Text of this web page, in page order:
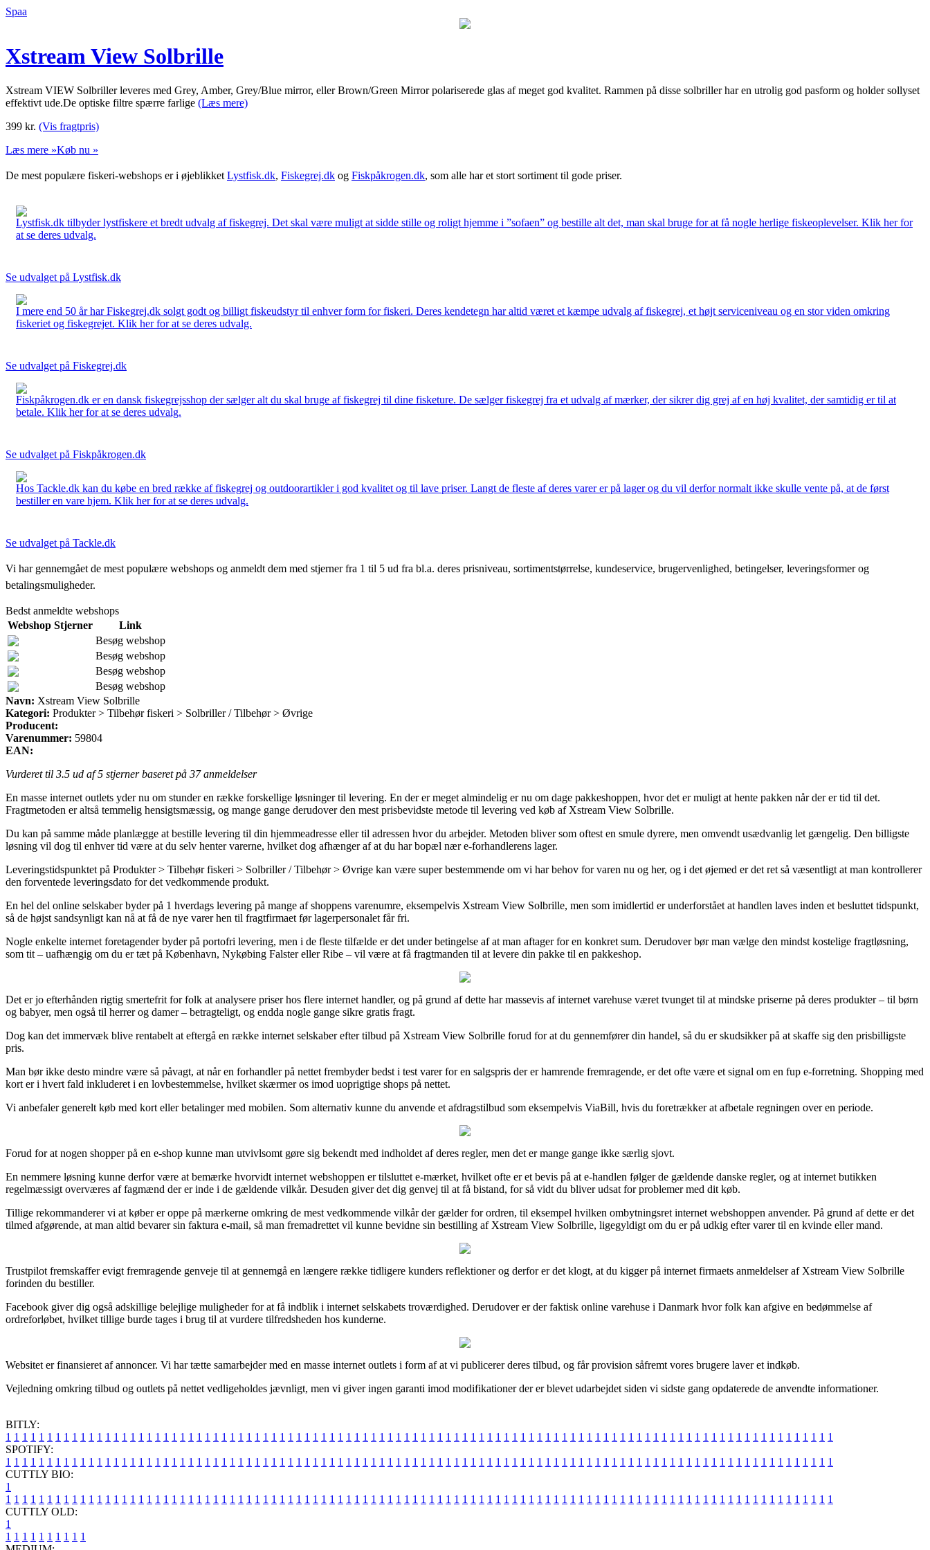
Spaa
Xstream View Solbrille
Xstream VIEW Solbriller leveres med Grey, Amber, Grey/Blue mirror, eller Brown/Green Mirror polariserede glas af meget god kvalitet. Rammen på disse solbriller har en utrolig god pasform og holder sollyset
effektivt ude.De optiske filtre spærre farlige (Læs mere)
399 kr. (Vis fragtpris)
Læs mere »Køb nu »
De mest populære fiskeri-webshops er i øjeblikket Lystfisk.dk, Fiskegrej.dk og Fiskpåkrogen.dk, som alle har et stort sortiment til gode priser.
Lystfisk.dk tilbyder lystfiskere et bredt udvalg af fiskegrej. Det skal være muligt at sidde stille og roligt hjemme i ”sofaen” og bestille alt det, man skal bruge for at få nogle herlige fiskeoplevelser. Klik her for
at se deres udvalg.
Se udvalget på Lystfisk.dk
I mere end 50 år har Fiskegrej.dk solgt godt og billigt fiskeudstyr til enhver form for fiskeri. Deres kendetegn har altid været et kæmpe udvalg af fiskegrej, et højt serviceniveau og en stor viden omkring
fiskeriet og fiskegrejet. Klik her for at se deres udvalg.
Se udvalget på Fiskegrej.dk
Fiskpåkrogen.dk er en dansk fiskegrejsshop der sælger alt du skal bruge af fiskegrej til dine fisketure. De sælger fiskegrej fra et udvalg af mærker, der sikrer dig grej af en høj kvalitet, der samtidig er til at
betale. Klik her for at se deres udvalg.
Se udvalget på Fiskpåkrogen.dk
Hos Tackle.dk kan du købe en bred række af fiskegrej og outdoorartikler i god kvalitet og til lave priser. Langt de fleste af deres varer er på lager og du vil derfor normalt ikke skulle vente på, at de først
bestiller en vare hjem. Klik her for at se deres udvalg.
Se udvalget på Tackle.dk
Vi har gennemgået de mest populære webshops og anmeldt dem med stjerner fra 1 til 5 ud fra bl.a. deres prisniveau, sortimentstørrelse, kundeservice, brugervenlighed, betingelser, leveringsformer og
betalingsmuligheder.
Bedst anmeldte webshops
Webshop Stjerner
Link
Besøg webshop
Besøg webshop
Besøg webshop
Besøg webshop
Navn: Xstream View Solbrille
Kategori: Produkter > Tilbehør fiskeri > Solbriller / Tilbehør > Øvrige
Producent:
Varenummer: 59804
EAN:
Vurderet til 3.5 ud af 5 stjerner baseret på 37anmeldelser
En masse internet outlets yder nu om stunder en række forskellige løsninger til levering. En der er meget almindelig er nu om dage pakkeshoppen, hvor det er muligt at hente pakken når der er tid til det.
Fragtmetoden er altså temmelig hensigtsmæssig, og mange gange derudover den mest prisbevidste metode til levering ved køb af Xstream View Solbrille.
Du kan på samme måde planlægge at bestille levering til din hjemmeadresse eller til adressen hvor du arbejder. Metoden bliver som oftest en smule dyrere, men omvendt usædvanlig let gængelig. Den billigste
løsning vil dog til enhver tid være at du selv henter varerne, hvilket dog afhænger af at du har bopæl nær e-forhandlerens lager.
Leveringstidspunktet på Produkter > Tilbehør fiskeri > Solbriller / Tilbehør > Øvrige kan være super bestemmende om vi har behov for varen nu og her, og i det øjemed er det ret så væsentligt at man kontrollerer
den forventede leveringsdato for det vedkommende produkt.
En hel del online selskaber byder på 1 hverdags levering på mange af shoppens varenumre, eksempelvis Xstream View Solbrille, men som imidlertid er underforstået at handlen laves inden et besluttet tidspunkt,
så de højst sandsynligt kan nå at få de nye varer hen til fragtfirmaet før lagerpersonalet får fri.
Nogle enkelte internet foretagender byder på portofri levering, men i de fleste tilfælde er det under betingelse af at man aftager for en konkret sum. Derudover bør man vælge den mindst kostelige fragtløsning,
som tit – uafhængig om du er tæt på København, Nykøbing Falster eller Ribe – vil være at få fragtmanden til at levere din pakke til en pakkeshop.
Det er jo efterhånden rigtig smertefrit for folk at analysere priser hos flere internet handler, og på grund af dette har massevis af internet varehuse været tvunget til at mindske priserne på deres produkter – til børn
og babyer, men også til herrer og damer – betragteligt, og endda nogle gange sikre gratis fragt.
Dog kan det immervæk blive rentabelt at eftergå en række internet selskaber efter tilbud på Xstream View Solbrille forud for at du gennemfører din handel, så du er skudsikker på at skaffe sig den prisbilligste
pris.
Man bør ikke desto mindre være så påvagt, at når en forhandler på nettet frembyder bedst i test varer for en salgspris der er hamrende fremragende, er det ofte være et signal om en fup e-forretning. Shopping med
kort er i hvert fald inkluderet i en lovbestemmelse, hvilket skærmer os imod uoprigtige shops på nettet.
Vi anbefaler generelt køb med kort eller betalinger med mobilen. Som alternativ kunne du anvende et afdragstilbud som eksempelvis ViaBill, hvis du foretrækker at afbetale regningen over en periode.
Forud for at nogen shopper på en e-shop kunne man utvivlsomt gøre sig bekendt med indholdet af deres regler, men det er mange gange ikke særlig sjovt.
En nemmere løsning kunne derfor være at bemærke hvorvidt internet webshoppen er tilsluttet e-mærket, hvilket ofte er et bevis på at e-handlen følger de gældende danske regler, og at internet butikken
regelmæssigt overværes af fagmænd der er inde i de gældende vilkår. Desuden giver det dig genvej til at få bistand, for så vidt du bliver udsat for problemer med dit køb.
Tillige rekommanderer vi at køber er oppe på mærkerne omkring de mest vedkommende vilkår der gælder for ordren, til eksempel hvilken ombytningsret internet webshoppen anvender. På grund af dette er det
tilmed afgørende, at man altid bevarer sin faktura e-mail, så man fremadrettet vil kunne bevidne sin bestilling af Xstream View Solbrille, ligegyldigt om du er på udkig efter varer til en kvinde eller mand.
Trustpilot fremskaffer evigt fremragende genveje til at gennemgå en længere række tidligere kunders reflektioner og derfor er det klogt, at du kigger på internet firmaets anmeldelser af Xstream View Solbrille
forinden du bestiller.
Facebook giver dig også adskillige belejlige muligheder for at få indblik i internet selskabets troværdighed. Derudover er der faktisk online varehuse i Danmark hvor folk kan afgive en bedømmelse af
ordreforløbet, hvilket tillige burde tages i brug til at vurdere tilfredsheden hos kunderne.
Websitet er finansieret af annoncer. Vi har tætte samarbejder med en masse internet outlets i form af at vi publicerer deres tilbud, og får provision såfremt vores brugere laver et indkøb.
Vejledning omkring tilbud og outlets på nettet vedligeholdes jævnligt, men vi giver ingen garanti imod modifikationer der er blevet udarbejdet siden vi sidste gang opdaterede de anvendte informationer.
BITLY:
1 1 1 1 1 1 1 1 1 1 1 1 1 1 1 1 1 1 1 1 1 1 1 1 1 1 1 1 1 1 1 1 1 1 1 1 1 1 1 1 1 1 1 1 1 1 1 1 1 1 1 1 1 1 1 1 1 1 1 1 1 1 1 1 1 1 1 1 1 1 1 1 1 1 1 1 1 1 1 1 1 1 1 1 1 1 1 1 1 1 1 1 1 1 1 1 1 1 1 1
SPOTIFY:
1 1 1 1 1 1 1 1 1 1 1 1 1 1 1 1 1 1 1 1 1 1 1 1 1 1 1 1 1 1 1 1 1 1 1 1 1 1 1 1 1 1 1 1 1 1 1 1 1 1 1 1 1 1 1 1 1 1 1 1 1 1 1 1 1 1 1 1 1 1 1 1 1 1 1 1 1 1 1 1 1 1 1 1 1 1 1 1 1 1 1 1 1 1 1 1 1 1 1 1
CUTTLY BIO:
1
1 1 1 1 1 1 1 1 1 1 1 1 1 1 1 1 1 1 1 1 1 1 1 1 1 1 1 1 1 1 1 1 1 1 1 1 1 1 1 1 1 1 1 1 1 1 1 1 1 1 1 1 1 1 1 1 1 1 1 1 1 1 1 1 1 1 1 1 1 1 1 1 1 1 1 1 1 1 1 1 1 1 1 1 1 1 1 1 1 1 1 1 1 1 1 1 1 1 1 1
CUTTLY OLD:
1
1 1 1 1 1 1 1 1 1 1